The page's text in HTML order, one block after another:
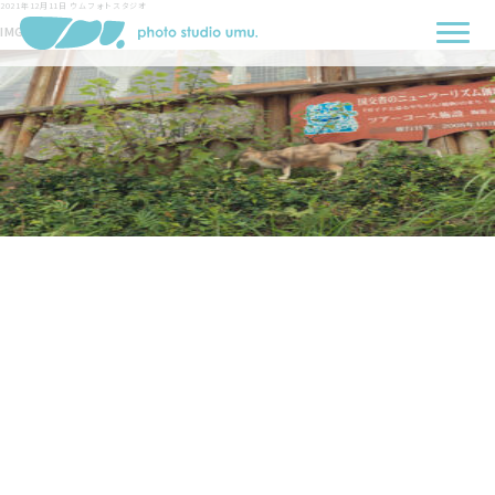
2021年12月11日 ウムフォトスタジオ
IMG_7517